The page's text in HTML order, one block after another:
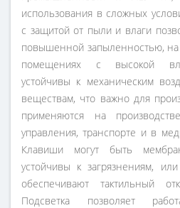
использования в сложных
с защитой от пыли и влаги
повышенной запыленностью,
помещениях с высокой
устойчивы к механическим
веществам, что важно для
применяются на
управления, транспорте и в
Клавиши могут быть
устойчивы к загрязнениям,
обеспечивают тактильный
Подсветка позволяет